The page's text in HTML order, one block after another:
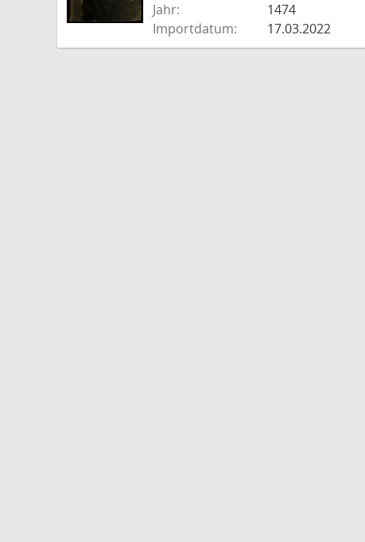
Jahr:
1474
Importdatum:
17.03.2022